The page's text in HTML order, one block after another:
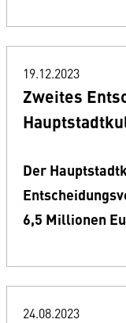
19.12.2023
Zweites
Der
6,5 Millionen
24.08.2023